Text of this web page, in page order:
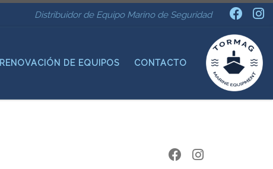
Distribuidor de Equipo Marino de Seguridad
RENOVACIÓN DE EQUIPOS CONTACTO